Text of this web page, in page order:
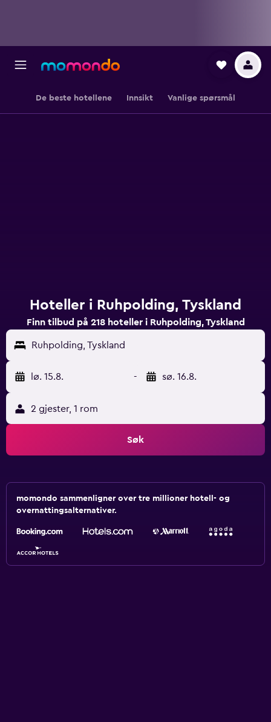
De beste hotellene Innsikt Vanlige spørsmål
Hoteller i Ruhpolding, Tyskland
Finn tilbud på 218 hoteller i Ruhpolding, Tyskland
Ruhpolding, Tyskland
lø. 15.8. - sø. 16.8.
2 gjester, 1 rom
Søk
momondo sammenligner over tre millioner hotell- og
overnattingsalternativer.